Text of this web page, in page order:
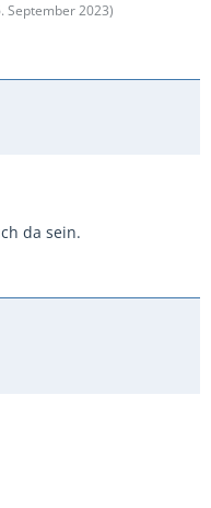
September 2023)
da sein.